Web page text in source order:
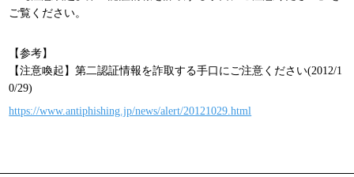
ご覧ください。
【参考】
【注意喚起】第二認証情報を詐取する手口にご注意ください(2012/1
0/29)
https://www.antiphishing.jp/news/alert/20121029.html